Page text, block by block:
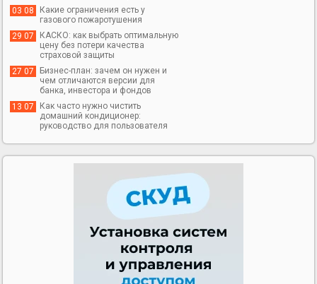
03 08
Какие ограничения есть у
газового пожаротушения
29 07
КАСКО: как выбрать оптимальную
цену без потери качества
страховой защиты
27 07
Бизнес-план: зачем он нужен и
чем отличаются версии для
банка, инвестора и фондов
13 07
Как часто нужно чистить
домашний кондиционер:
руководство для пользователя